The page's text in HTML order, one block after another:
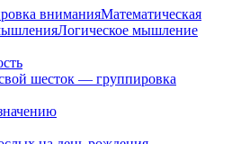
вниманияМатематическая
Логическое мышление
шесток — группировка